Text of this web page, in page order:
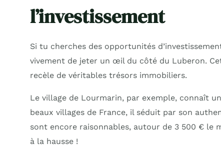
l’investissement
Si tu cherches des opportunités
vivement de jeter un œil du côté du Luberon.
recèle de véritables trésors immobiliers.
Le village de Lourmarin, par exemple, connaît un
beaux villages de France, il séduit par son
sont encore raisonnables, autour de 3 500 € le
à la hausse !